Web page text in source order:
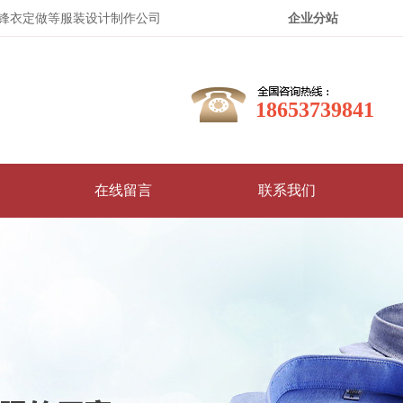
衣定做等服装设计制作公司 企业分站
18653739841
在线留言 联系我们